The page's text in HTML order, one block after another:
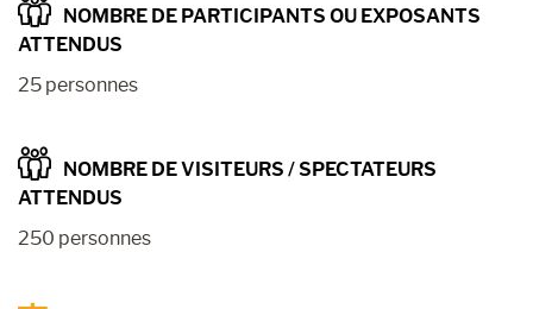
NOMBRE DE PARTICIPANTS OU EXPOSANTS
ATTENDUS
25 personnes
NOMBRE DE VISITEURS / SPECTATEURS
ATTENDUS
250 personnes